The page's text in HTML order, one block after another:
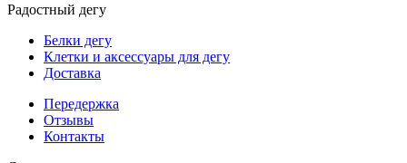
Радостный дегу
Белки дегу
Клетки и аксессуары для дегу
Доставка
Передержка
Отзывы
Контакты